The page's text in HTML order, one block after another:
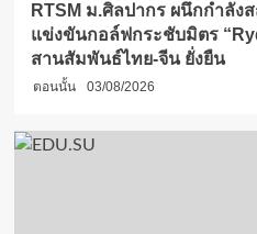
RTSM ม.ศิลปากร ผนึกกำลั
แข่งขันกอล์ฟกระชับมิตร
สานสัมพันธ์ไทย-จีน ยั่งยืน
ตอนนั้น 03/08/2026